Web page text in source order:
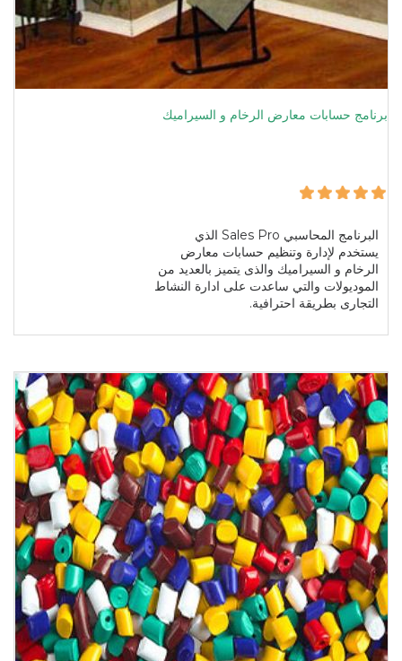
برنامج حسابات معارض الرخام و السيراميك
البرنامج المحاسبي Sales Pro الذي
يستخدم لإدارة وتنظيم حسابات معارض
الرخام و السيراميك والذى يتميز بالعديد من
الموديولات والتي ساعدت على ادارة النشاط
التجارى بطريقة احترافية.